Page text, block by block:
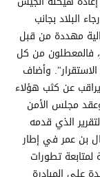
البلاد بجانب
مهددة من قبل
فالمعطلون من كل
وأضاف
عن كثب هؤلاء
مجلس الأمن
الذي قدمه
بن عمر في إطار
لمتابعة تطورات